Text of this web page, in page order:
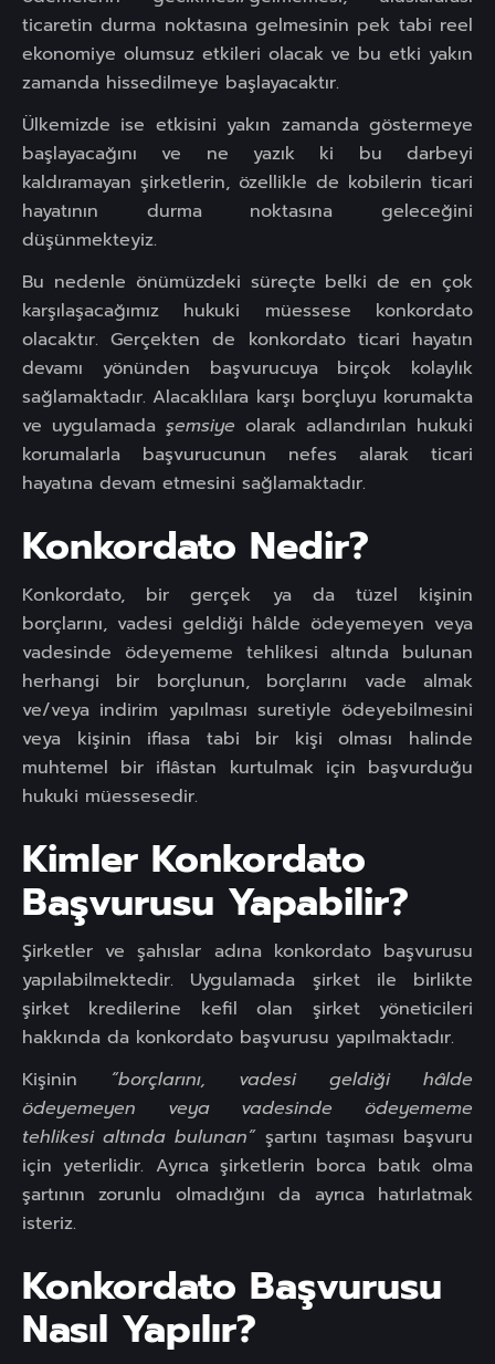
ticaretin durma noktasına gelmesinin pek tabi reel
ekonomiye olumsuz etkileri olacak ve bu etki yakın
zamanda hissedilmeye başlayacaktır.
Ülkemizde ise etkisini yakın zamanda göstermeye
başlayacağını ve ne yazık ki bu darbeyi
kaldıramayan şirketlerin, özellikle de kobilerin ticari
hayatının durma noktasına geleceğini
düşünmekteyiz.
Bu nedenle önümüzdeki süreçte belki de en çok
karşılaşacağımız hukuki müessese konkordato
olacaktır. Gerçekten de konkordato ticari hayatın
devamı yönünden başvurucuya birçok kolaylık
sağlamaktadır. Alacaklılara karşı borçluyu korumakta
ve uygulamada şemsiye olarak adlandırılan hukuki
korumalarla başvurucunun nefes alarak ticari
hayatına devam etmesini sağlamaktadır.
Konkordato Nedir?
Konkordato, bir gerçek ya da tüzel kişinin
borçlarını, vadesi geldiği hâlde ödeyemeyen veya
vadesinde ödeyememe tehlikesi altında bulunan
herhangi bir borçlunun, borçlarını vade almak
ve/veya indirim yapılması suretiyle ödeyebilmesini
veya kişinin iflasa tabi bir kişi olması halinde
muhtemel bir iflâstan kurtulmak için başvurduğu
hukuki müessesedir.
Kimler Konkordato
Başvurusu Yapabilir?
Şirketler ve şahıslar adına konkordato başvurusu
yapılabilmektedir. Uygulamada şirket ile birlikte
şirket kredilerine kefil olan şirket yöneticileri
hakkında da konkordato başvurusu yapılmaktadır.
Kişinin “borçlarını, vadesi geldiği hâlde
ödeyemeyen veya vadesinde ödeyememe
tehlikesi altında bulunan”şartını taşıması başvuru
için yeterlidir. Ayrıca şirketlerin borca batık olma
şartının zorunlu olmadığını da ayrıca hatırlatmak
isteriz.
Konkordato Başvurusu
Nasıl Yapılır?